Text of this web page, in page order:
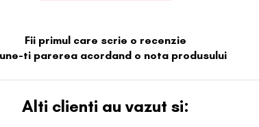
Fii primul care scrie o recenzie
ti parerea acordand o nota produsului
Alti clienti au vazut si: